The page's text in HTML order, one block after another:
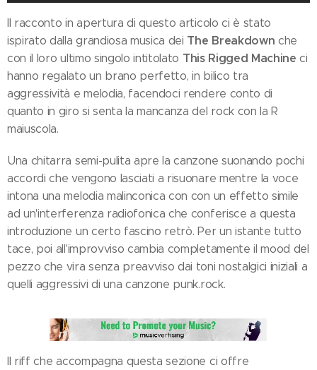
Il racconto in apertura di questo articolo ci è stato
ispirato dalla grandiosa musica dei The Breakdown che
con il loro ultimo singolo intitolato This Rigged Machine ci
hanno regalato un brano perfetto, in bilico tra
aggressività e melodia, facendoci rendere conto di
quanto in giro si senta la mancanza del rock con la R
maiuscola.
Una chitarra semi-pulita apre la canzone suonando pochi
accordi che vengono lasciati a risuonare mentre la voce
intona una melodia malinconica con con un effetto simile
ad un'interferenza radiofonica che conferisce a questa
introduzione un certo fascino retrò. Per un istante tutto
tace, poi all'improvviso cambia completamente il mood del
pezzo che vira senza preavviso dai toni nostalgici iniziali a
quelli aggressivi di una canzone punk.rock.
Il riff che accompagna questa sezione ci offre